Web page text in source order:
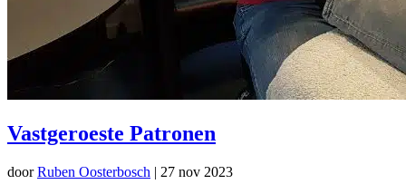
Vastgeroeste Patronen
doorRuben Oosterbosch | 27 nov 2023